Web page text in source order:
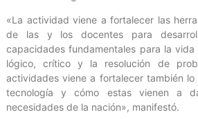
«La actividad viene a fortalecer las
de las y los docentes para
capacidades fundamentales para la
lógico, crítico y la resolución de
actividades viene a fortalecer también
tecnología y cómo estas vienen a
necesidades de la nación», manifestó.